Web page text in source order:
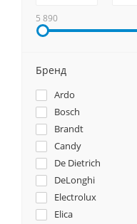
5 890
Бренд
Ardo
Bosch
Brandt
Candy
De Dietrich
DeLonghi
Electrolux
Elica